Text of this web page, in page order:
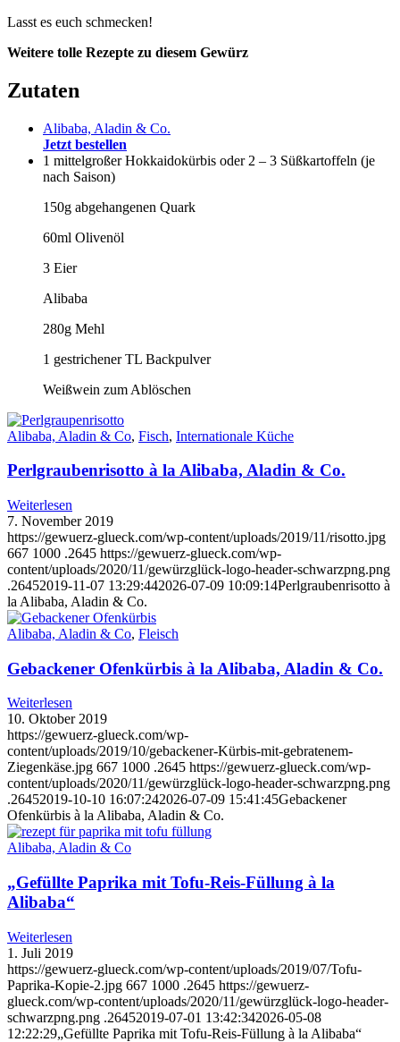
Lasst es euch schmecken!
Weitere tolle Rezepte zu diesem Gewürz
Zutaten
Alibaba, Aladin & Co.
Jetzt bestellen
1 mittelgroßer Hokkaidokürbis oder 2 – 3 Süßkartoffeln (je
nach Saison)
150g abgehangenen Quark
60ml Olivenöl
3 Eier
Alibaba
280g Mehl
1 gestrichener TL Backpulver
Weißwein zum Ablöschen
Alibaba, Aladin & Co, Fisch, Internationale Küche
Perlgraubenrisotto à la Alibaba, Aladin & Co.
Weiterlesen
7. November 2019
https://gewuerz-glueck.com/wp-content/uploads/2019/11/risotto.jpg
667 1000 .2645 https://gewuerz-glueck.com/wp-
content/uploads/2020/11/gewürzglück-logo-header-schwarzpng.png
.26452019-11-07 13:29:442026-07-09 10:09:14Perlgraubenrisotto à
la Alibaba, Aladin & Co.
Alibaba, Aladin & Co, Fleisch
Gebackener Ofenkürbis à la Alibaba, Aladin & Co.
Weiterlesen
10. Oktober 2019
https://gewuerz-glueck.com/wp-
content/uploads/2019/10/gebackener-Kürbis-mit-gebratenem-
Ziegenkäse.jpg 667 1000 .2645 https://gewuerz-glueck.com/wp-
content/uploads/2020/11/gewürzglück-logo-header-schwarzpng.png
.26452019-10-10 16:07:242026-07-09 15:41:45Gebackener
Ofenkürbis à la Alibaba, Aladin & Co.
Alibaba, Aladin & Co
„Gefüllte Paprika mit Tofu-Reis-Füllung à la
Alibaba“
Weiterlesen
1. Juli 2019
https://gewuerz-glueck.com/wp-content/uploads/2019/07/Tofu-
Paprika-Kopie-2.jpg 667 1000 .2645 https://gewuerz-
glueck.com/wp-content/uploads/2020/11/gewürzglück-logo-header-
schwarzpng.png .26452019-07-01 13:42:342026-05-08
12:22:29„Gefüllte Paprika mit Tofu-Reis-Füllung à la Alibaba“